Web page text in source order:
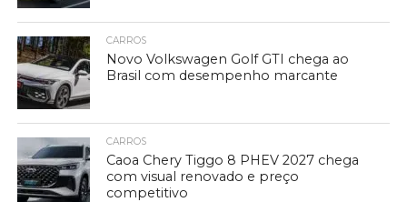
CARROS
Novo Volkswagen Golf GTI chega ao
Brasil com desempenho marcante
CARROS
Caoa Chery Tiggo 8 PHEV 2027 chega
com visual renovado e preço
competitivo